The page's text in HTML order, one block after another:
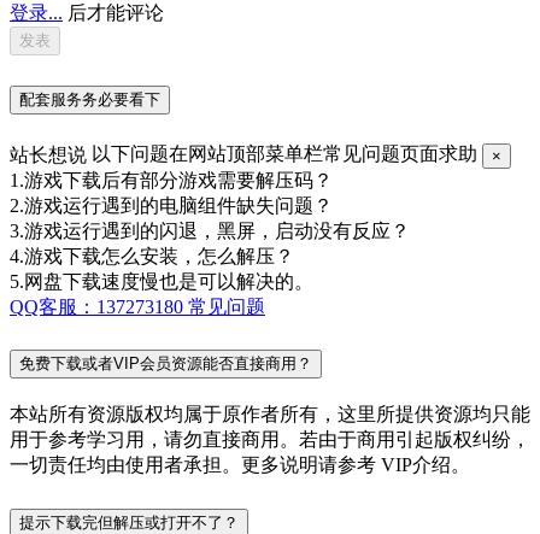
登录... 后才能评论
配套服务务必要看下
站长想说 以下问题在网站顶部菜单栏常见问题页面求助 ×
1.游戏下载后有部分游戏需要解压码？
2.游戏运行遇到的电脑组件缺失问题？
3.游戏运行遇到的闪退，黑屏，启动没有反应？
4.游戏下载怎么安装，怎么解压？
5.网盘下载速度慢也是可以解决的。
QQ客服：137273180 常见问题
免费下载或者VIP会员资源能否直接商用？
本站所有资源版权均属于原作者所有，这里所提供资源均只能
用于参考学习用，请勿直接商用。若由于商用引起版权纠纷，
一切责任均由使用者承担。更多说明请参考 VIP介绍。
提示下载完但解压或打开不了？